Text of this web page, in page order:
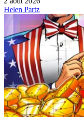
Helen Partz